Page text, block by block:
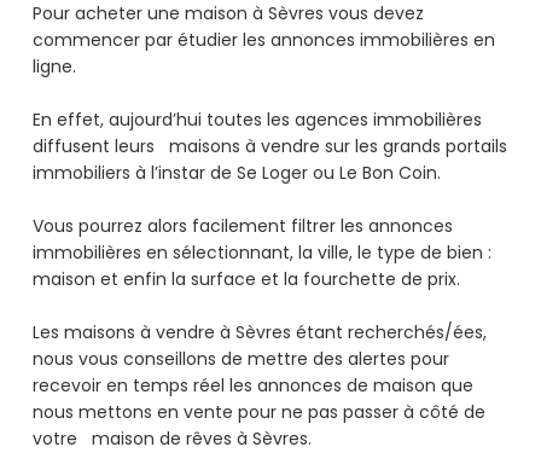
Pour acheter une maison à Sèvres vous devez
commencer par étudier les annonces immobilières en
ligne.
En effet, aujourd’hui toutes les agences immobilières
diffusent leurs maisons à vendre sur les grands portails
immobiliers à l’instar de Se Loger ou Le Bon Coin.
Vous pourrez alors facilement filtrer les annonces
immobilières en sélectionnant, la ville, le type de bien :
maison et enfin la surface et la fourchette de prix.
Les maisons à vendre à Sèvres étant recherchés/ées,
nous vous conseillons de mettre des alertes pour
recevoir en temps réel les annonces de maison que
nous mettons en vente pour ne pas passer à côté de
votre maison de rêves à Sèvres.